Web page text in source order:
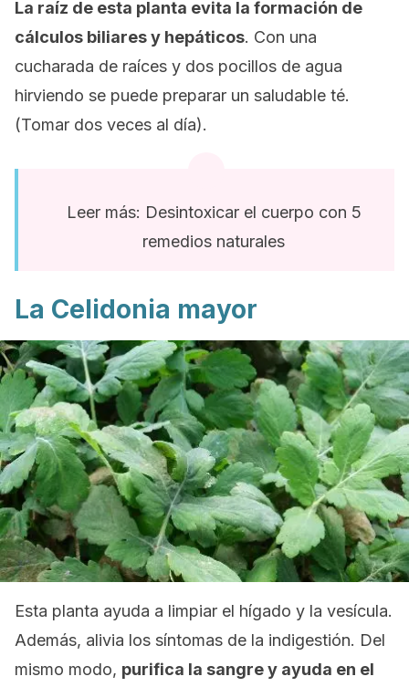
La raíz de esta planta evita la formación de
cálculos biliares y hepáticos. Con una
cucharada de raíces y dos pocillos de agua
hirviendo se puede preparar un saludable té.
(Tomar dos veces al día).
Leer más: Desintoxicar el cuerpo con 5
remedios naturales
La Celidonia mayor
Esta planta ayuda a limpiar el hígado y la vesícula.
Además, alivia los síntomas de la indigestión. Del
mismo modo, purifica la sangre y ayuda en el